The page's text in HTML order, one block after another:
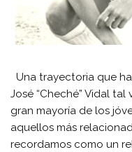
Una trayectoria que
José “Cheché” Vidal
gran mayoría de los
aquellos más
recordamos como un